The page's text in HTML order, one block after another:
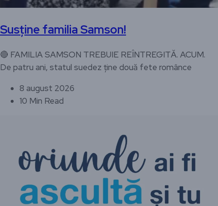
Susține familia Samson!
🔴 FAMILIA SAMSON TREBUIE REÎNTREGITĂ. ACUM.
De patru ani, statul suedez ține două fete românce
8 august 2026
10 Min Read